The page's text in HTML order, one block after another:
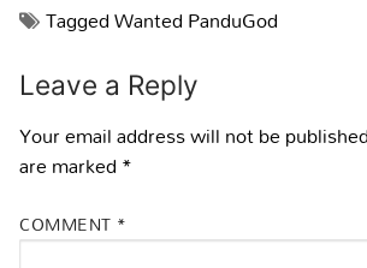
TaggedWanted PanduGod
Leave a Reply
Your email address will not be
are marked*
COMMENT *